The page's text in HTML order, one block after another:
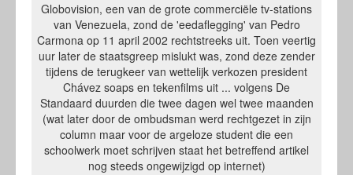
Globovision, een van de grote commerciële tv-stations
van Venezuela, zond de 'eedaflegging' van Pedro
Carmona op 11 april 2002 rechtstreeks uit. Toen veertig
uur later de staatsgreep mislukt was, zond deze zender
tijdens de terugkeer van wettelijk verkozen president
Chávez soaps en tekenfilms uit ... volgens De
Standaard duurden die twee dagen wel twee maanden
(wat later door de ombudsman werd rechtgezet in zijn
column maar voor de argeloze student die een
schoolwerk moet schrijven staat het betreffend artikel
nog steeds ongewijzigd op internet)